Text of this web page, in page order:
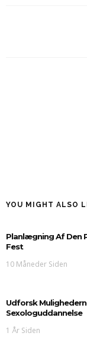
YOU MIGHT ALSO
Planlægning Af Den
Fest
10 Måneder Siden
Udforsk
Sexologuddannelse
1 År Siden